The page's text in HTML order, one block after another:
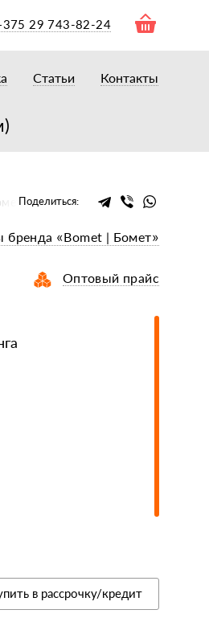
29 743-82-24
Статьи Контакты
S-239 с бачком для удобрений
Поделиться:
бренда «Bomet | Бомет»
Оптовый прайс
в рассрочку/кредит